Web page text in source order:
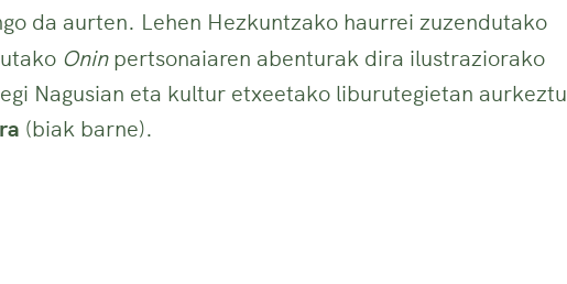
da aurten. Lehen Hezkuntzako haurrei zuzendutako
Oninpertsonaiaren abenturak dira ilustraziorako
Nagusian eta kultur etxeetako liburutegietan aurkeztu
(biak barne).